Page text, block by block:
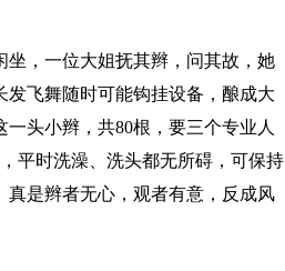
，一位大姐抚其辫，问其故，她
飞舞随时可能钩挂设备，酿成大
头小辫，共80根，要三个专业人
平时洗澡、洗头都无所碍，可保持
是辫者无心，观者有意，反成风